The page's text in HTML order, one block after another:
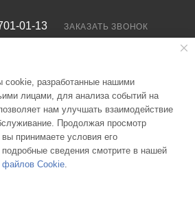
01-13 ЗАКАЗАТЬ ЗВОНОК
ул. Кудрявцева, 75А
НИКАС — Коммерческий отдел
разработанные нашими
лицами, для анализа событий на
нам улучшать взаимодействие
Продолжая просмотр
принимаете условия его
сведения смотрите в нашей
файлов Cookie.